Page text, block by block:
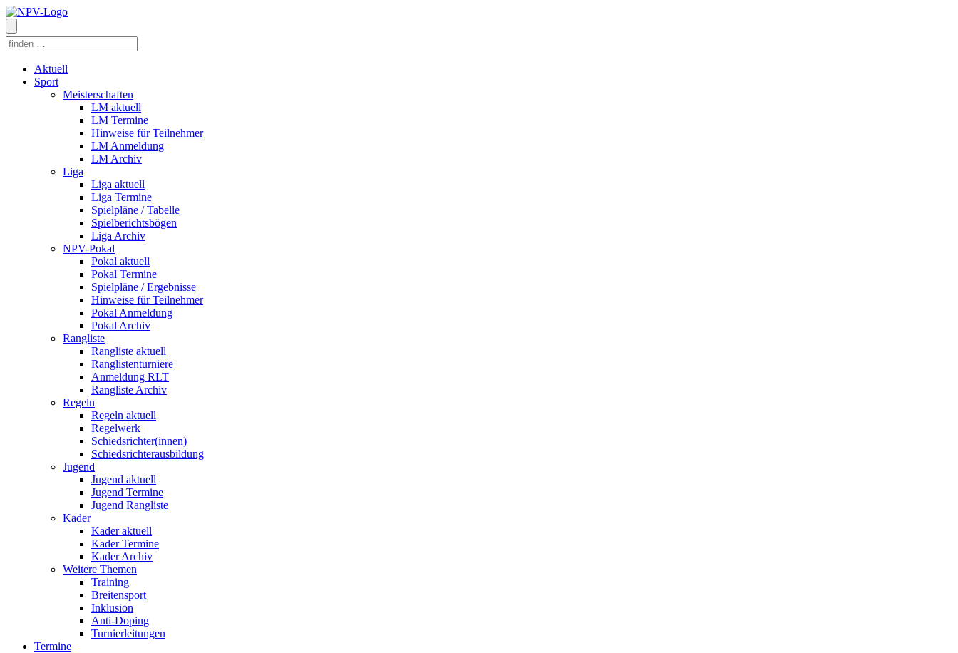
Aktuell
Sport
Meisterschaften
LM aktuell
LM Termine
Hinweise für Teilnehmer
LM Anmeldung
LM Archiv
Liga
Liga aktuell
Liga Termine
Spielpläne / Tabelle
Spielberichtsbögen
Liga Archiv
NPV-Pokal
Pokal aktuell
Pokal Termine
Spielpläne / Ergebnisse
Hinweise für Teilnehmer
Pokal Anmeldung
Pokal Archiv
Rangliste
Rangliste aktuell
Ranglistenturniere
Anmeldung RLT
Rangliste Archiv
Regeln
Regeln aktuell
Regelwerk
Schiedsrichter(innen)
Schiedsrichterausbildung
Jugend
Jugend aktuell
Jugend Termine
Jugend Rangliste
Kader
Kader aktuell
Kader Termine
Kader Archiv
Weitere Themen
Training
Breitensport
Inklusion
Anti-Doping
Turnierleitungen
Termine